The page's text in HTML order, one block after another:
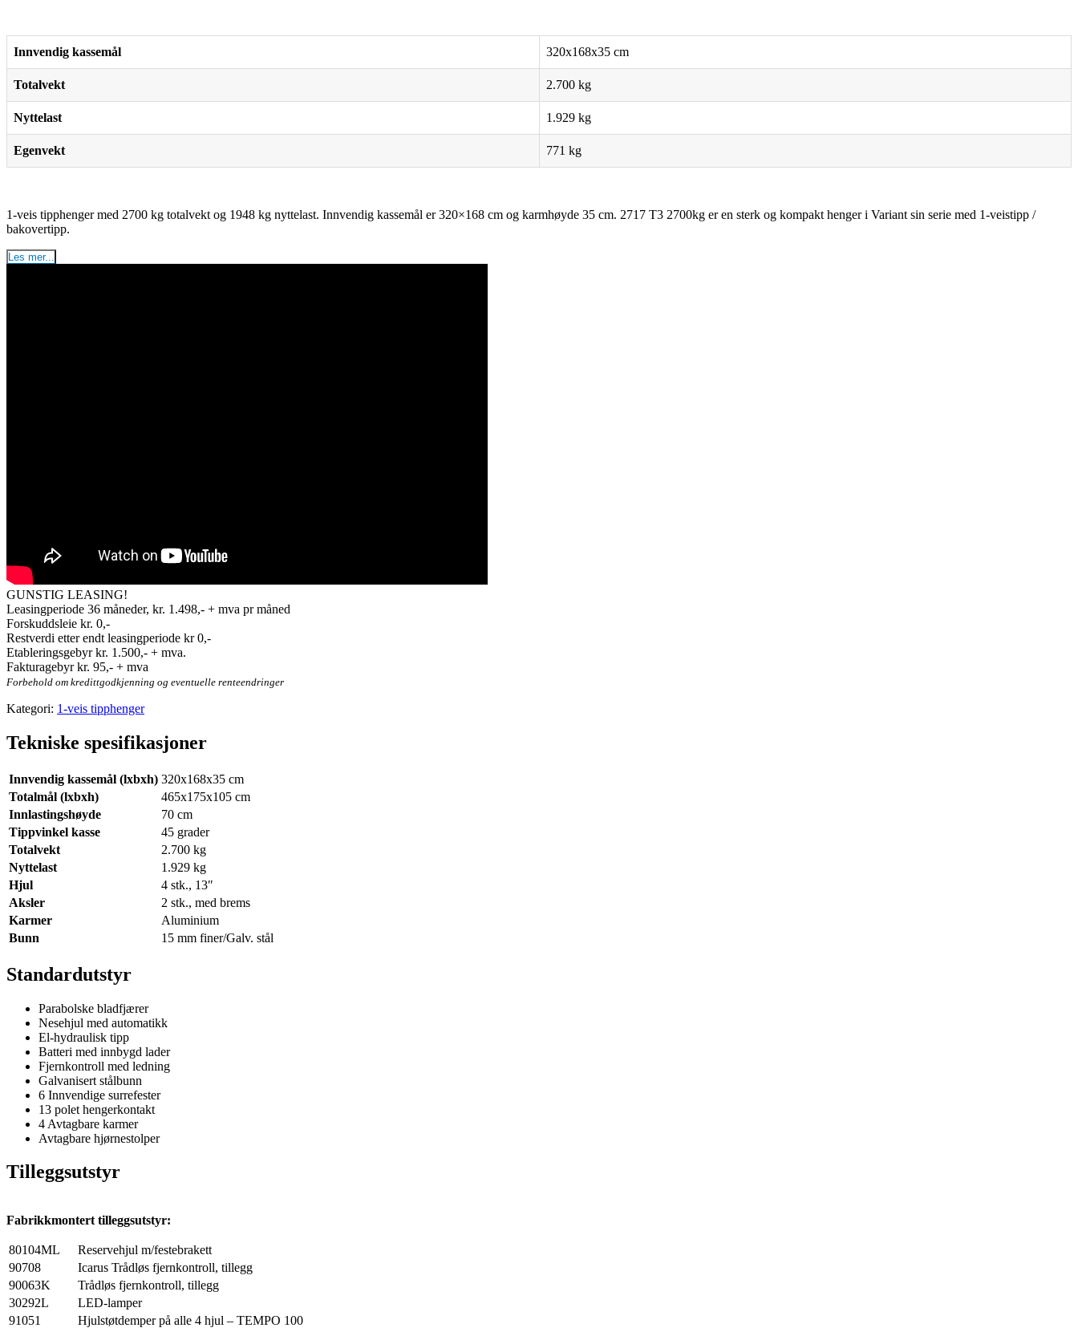
Innvendig kassemål 320x168x35 cm
Totalvekt 2.700 kg
Nyttelast 1.929 kg
Egenvekt 771 kg
1-veis tipphenger med 2700 kg totalvekt og 1948 kg nyttelast. Innvendig kassemål er 320×168 cm og karmhøyde 35 cm. 2717 T3 2700kg er en sterk og kompakt henger i Variant sin serie med 1-veistipp /
bakovertipp.
Les mer...
GUNSTIG LEASING!
Leasingperiode 36 måneder, kr. 1.498,- + mva pr måned
Forskuddsleie kr. 0,-
Restverdi etter endt leasingperiode kr 0,-
Etableringsgebyr kr. 1.500,- + mva.
Fakturagebyr kr. 95,- + mva
Forbehold om kredittgodkjenning og eventuelle renteendringer
Kategori: 1-veis tipphenger
Tekniske spesifikasjoner
Innvendig kassemål (lxbxh) 320x168x35 cm
Totalmål (lxbxh)
465x175x105 cm
Innlastingshøyde
70 cm
Tippvinkel kasse
45 grader
Totalvekt
2.700 kg
Nyttelast
1.929 kg
Hjul
4 stk., 13″
Aksler
2 stk., med brems
Karmer
Aluminium
Bunn
15 mm finer/Galv. stål
Standardutstyr
Parabolske bladfjærer
Nesehjul med automatikk
El-hydraulisk tipp
Batteri med innbygd lader
Fjernkontroll med ledning
Galvanisert stålbunn
6 Innvendige surrefester
13 polet hengerkontakt
4 Avtagbare karmer
Avtagbare hjørnestolper
Tilleggsutstyr
Fabrikkmontert tilleggsutstyr:
80104ML
Reservehjul m/festebrakett
90708
Icarus Trådløs fjernkontroll, tillegg
90063K
Trådløs fjernkontroll, tillegg
30292L
LED-lamper
91051
Hjulstøtdemper på alle 4 hjul – TEMPO 100